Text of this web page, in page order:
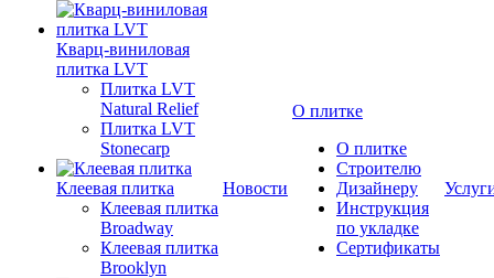
Кварц-виниловая
плитка LVT
Плитка LVT
Natural Relief
Плитка LVT
Stonecarp
Клеевая плитка
Клеевая плитка
Broadway
Клеевая плитка
Brooklyn
Новости
О плитке
О плитке
Строителю
Дизайнеру
Инструкция
по укладке
Сертификаты